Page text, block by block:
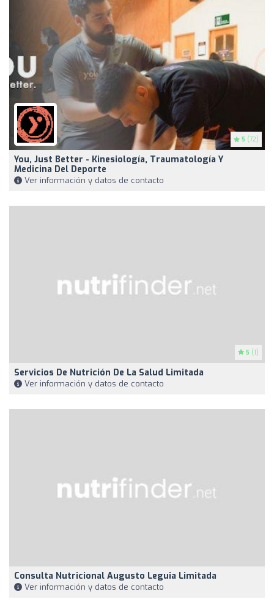
5 (72)
You, Just Better - Kinesiología, Traumatología Y
Medicina Del Deporte
Ver información y datos de contacto
5 (1)
Servicios De Nutrición De La Salud Limitada
Ver información y datos de contacto
Consulta Nutricional Augusto Leguia Limitada
Ver información y datos de contacto